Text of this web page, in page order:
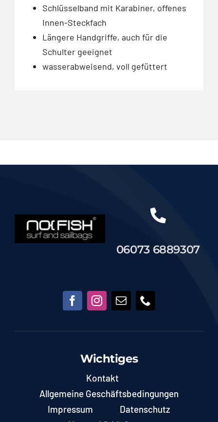
Schlüsselband mit Karabiner, offenes
Innen-Steckfach
Längere Handgriffe, auch für die
Schulter geeignet
wasserabweisend, voll gefüttert
06073 6889307
Wichtiges
Kontakt
Allgemeine Geschäftsbedingungen
Impressum
Datenschutz